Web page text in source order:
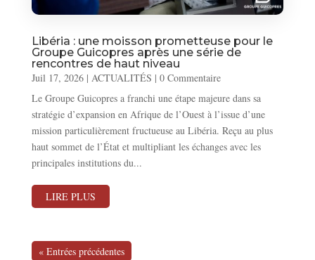
Libéria : une moisson prometteuse pour le
Groupe Guicopres après une série de
rencontres de haut niveau
Juil 17, 2026| ACTUALITÉS | 0 Commentaire
Le Groupe Guicopres a franchi une étape majeure dans sa
stratégie d’expansion en Afrique de l’Ouest à l’issue d’une
mission particulièrement fructueuse au Libéria. Reçu au plus
haut sommet de l’État et multipliant les échanges avec les
principales institutions du...
LIRE PLUS
« Entrées précédentes